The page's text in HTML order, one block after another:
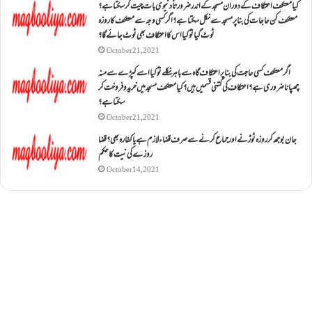
کیا معتکف اعتکاف کے دوران مسجد کے اندر ضرورتاً دنیوی بات چیت کر سکتا ہے؟
معتکف کن حاجات کی بنا پر مسجد سے نکل سکتا ہے؟ اگر کسی وجہ سے معتکف کا روزہ
ٹوٹ گیا تو کیا اس کا اعتکاف بھی ٹوٹ جائے گا؟
October 21, 2021
اگر معتکف کسی حاجت کی بنا پر اعتکاف گاہ سے باہر نکلے تو کیا اسے کپڑے سے منہ
چھپانا ضروری ہے؟اعتکاف کی کتنی قسمیں ہیں؟کیا معتکف مسجد میں خرید و فروخت کر
سکتا ہے؟
October 21, 2021
جان بوجھ کر روزہ ٹوڑنے اور جماع کرنے سے صرف قضاء لازم ہے یا کفارہ بھی؟ قضا
روزے کی نیت کا حکم
October 14, 2021